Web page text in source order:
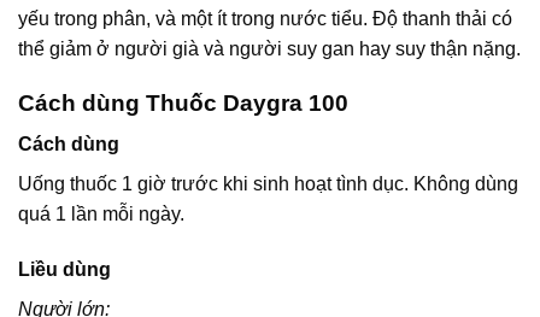
yếu trong phân, và một ít trong nước tiểu. Độ thanh thải có
thể giảm ở người già và người suy gan hay suy thận nặng.
Cách dùng Thuốc Daygra 100
Cách dùng
Uống thuốc 1 giờ trước khi sinh hoạt tình dục. Không dùng
quá 1 lần mỗi ngày.
Liều dùng
Người lớn: